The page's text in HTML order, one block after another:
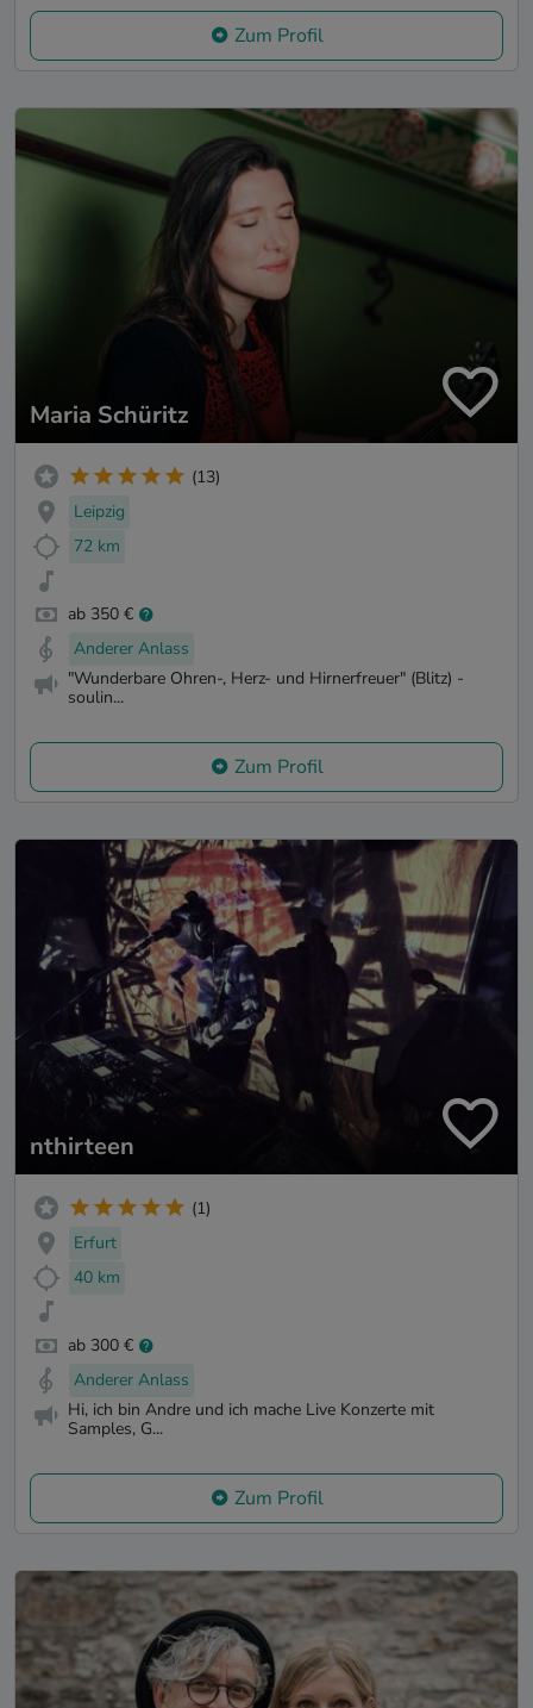
Zum Profil
Maria Schüritz
(13)
Leipzig
72 km
ab 350 €
Anderer Anlass
"Wunderbare Ohren-, Herz- und Hirnerfreuer" (Blitz) -
soulin...
Zum Profil
nthirteen
(1)
Erfurt
40 km
ab 300 €
Anderer Anlass
Hi, ich bin Andre und ich mache Live Konzerte mit
Samples, G...
Zum Profil